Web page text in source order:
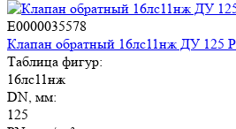
E0000035578
Клапан обратный 16лс11нж ДУ
Таблица фигур:
16лс11нж
DN, мм:
125